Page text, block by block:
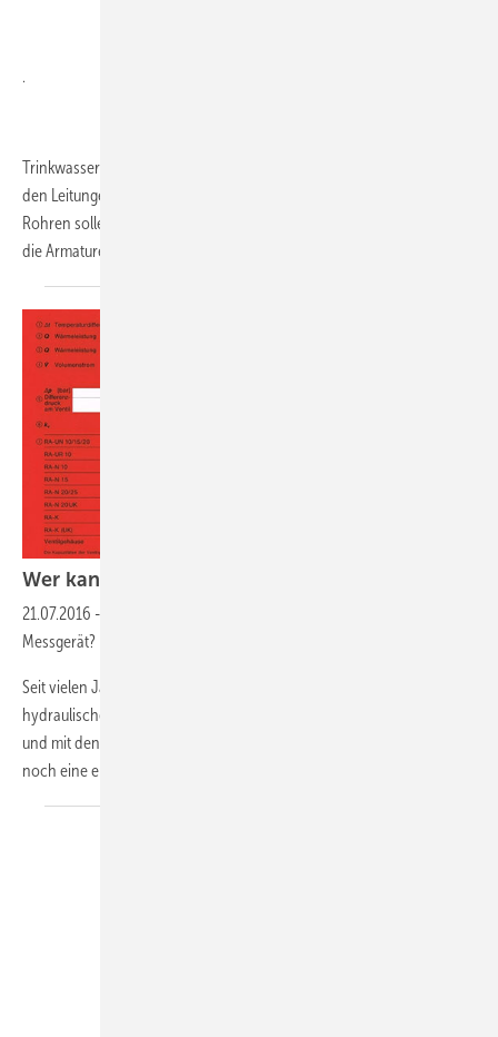
.
Trinkwasser ist ein verderbliches Gut. Deshalb sollte es nicht lange in
den Leitungen verbleiben. Hohe Fließgeschwindigkeiten in den
Rohren sollen durch kleine Dimensionen erreicht werden. Aber sind
die Armaturen überhaupt für einen so rasanten
Wer kann es
21.07.2016 -
Messgerät?
Seit vielen Jahren wird gelehrt und geschrieben zum Thema des
hydraulischen Abgleichs. Fast könnte man meinen es ist alles gesagt
und mit den vorhandenen Methoden käme man aus. Aber es gibt
noch eine ergänzende und sehr